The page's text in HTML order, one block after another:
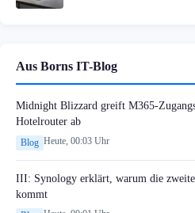
Aus Borns IT-Blog
Midnight Blizzard greift M365-
Hotelrouter ab
Blog Heute, 00:03 Uhr
III: Synology erklärt, warum die
kommt